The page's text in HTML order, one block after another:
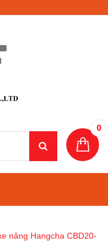
0
nâng Hangcha CBD20-